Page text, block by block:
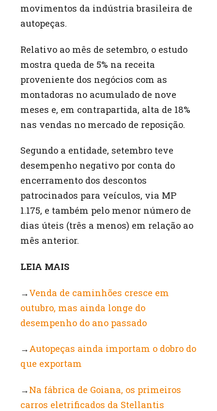
movimentos da indústria brasileira de
autopeças.
Relativo ao mês de setembro, o estudo
mostra queda de 5% na receita
proveniente dos negócios com as
montadoras no acumulado de nove
meses e, em contrapartida, alta de 18%
nas vendas no mercado de reposição.
Segundo a entidade, setembro teve
desempenho negativo por conta do
encerramento dos descontos
patrocinados para veículos, via MP
1.175, e também pelo menor número de
dias úteis (três a menos) em relação ao
mês anterior.
LEIA MAIS
→Venda de caminhões cresce em
outubro, mas ainda longe do
desempenho do ano passado
→Autopeças ainda importam o dobro do
que exportam
→Na fábrica de Goiana, os primeiros
carros eletrificados da Stellantis